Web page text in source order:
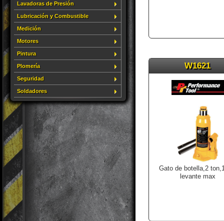
Lavadoras de Presión
Lubricación y Combustible
Medición
Motores
Pintura
Plomería
Seguridad
Soldadores
W1621
Gato de botella,2
levante max